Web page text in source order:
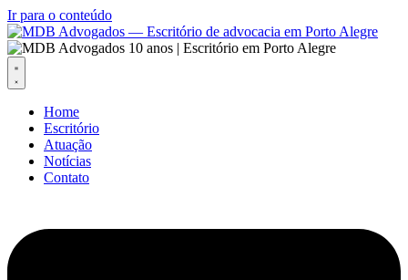
Ir para o conteúdo
Home
Escritório
Atuação
Notícias
Contato